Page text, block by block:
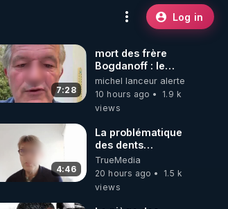
Log in
7:28
mort des frère
Bogdanoff : le
mensonge d état
michel lanceur alerte
10 hours ago
1.9 k
views
4:46
La problématique
des dents
dévitalisées et
des implants
TrueMedia
20 hours ago
1.5 k
views